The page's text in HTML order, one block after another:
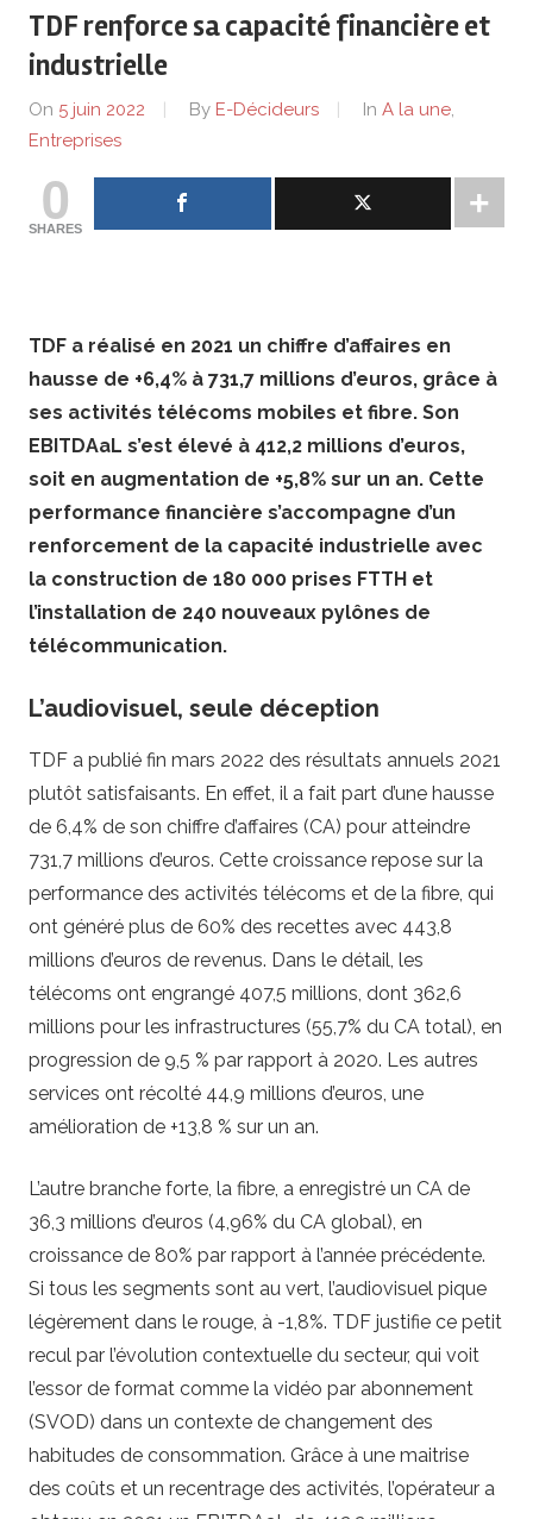
de
lentreprise
et
ses
TDF renforce sa capacité financière et
industrielle
On 5 juin 2022 By E-Décideurs In A la une,
Entreprises
0
SHARES
TDF a réalisé en 2021 un chiffre d’affaires en
hausse de +6,4% à 731,7 millions d’euros, grâce à
ses activités télécoms mobiles et fibre. Son
EBITDAaL s’est élevé à 412,2 millions d’euros,
soit en augmentation de +5,8% sur un an. Cette
performance financière s’accompagne d’un
renforcement de la capacité industrielle avec
la construction de 180 000 prises FTTH et
l’installation de 240 nouveaux pylônes de
télécommunication.
L’audiovisuel, seule déception
TDF a publié fin mars 2022 des résultats annuels 2021
plutôt satisfaisants. En effet, il a fait part d’une hausse
de 6,4% de son chiffre d’affaires (CA) pour atteindre
731,7 millions d’euros. Cette croissance repose sur la
performance des activités télécoms et de la fibre, qui
ont généré plus de 60% des recettes avec 443,8
millions d’euros de revenus. Dans le détail, les
télécoms ont engrangé 407,5 millions, dont 362,6
millions pour les infrastructures (55,7% du CA total), en
progression de 9,5 % par rapport à 2020. Les autres
services ont récolté 44,9 millions d’euros, une
amélioration de +13,8 % sur un an.
L’autre branche forte, la fibre, a enregistré un CA de
36,3 millions d’euros (4,96% du CA global), en
croissance de 80% par rapport à l’année précédente.
Si tous les segments sont au vert, l’audiovisuel pique
légèrement dans le rouge, à -1,8%. TDF justifie ce petit
recul par l’évolution contextuelle du secteur, qui voit
l’essor de format comme la vidéo par abonnement
(SVOD) dans un contexte de changement des
habitudes de consommation. Grâce à une maitrise
des coûts et un recentrage des activités, l’opérateur a